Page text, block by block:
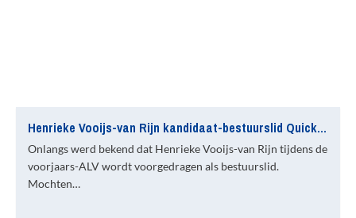
Henrieke Vooijs-van Rijn kandidaat-bestuurslid Quick Boys
Onlangs werd bekend dat Henrieke Vooijs-van Rijn tijdens de
voorjaars-ALV wordt voorgedragen als bestuurslid.
Mochten…